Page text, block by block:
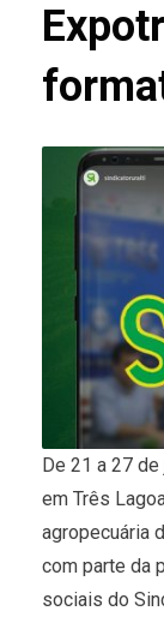
De 21 a 27
em Três
agropecuária
com parte da
sociais do